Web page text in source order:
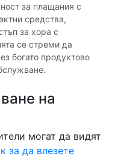
за плащания с
средства,
за хора с
се стреми да
богато продуктово
на
могат да видят
за да влезете